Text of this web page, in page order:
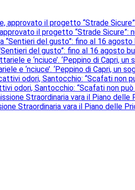
il progetto “Strade
del gusto”: fino al 16 agosto
e ‘nciuce’. ‘Peppino di Capri, un
odori, Santocchio: “Scafati non
Straordinaria vara il Piano delle